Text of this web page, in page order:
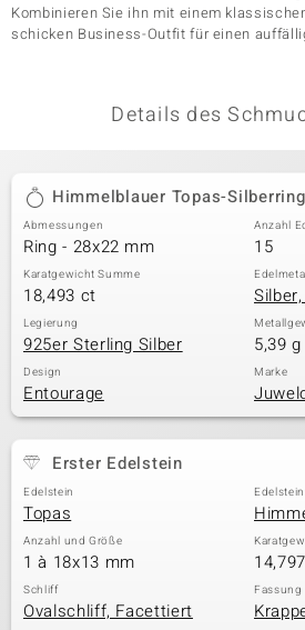
Kombinieren Sie ihn mit einem
schicken Business-Outfit für einen
Details des
Himmelblauer Topas-Silberring
Abmessungen
Ring - 28x22 mm
Anzahl
15
Karatgewicht Summe
18,493 ct
Legierung
925er Sterling Silber 5,39 g
Design
Entourage
Marke
Erster Edelstein
Edelstein
Topas
Anzahl und Größe
1 à 18x13 mm
Schliff
Ovalschliff, Facettiert
Fassung